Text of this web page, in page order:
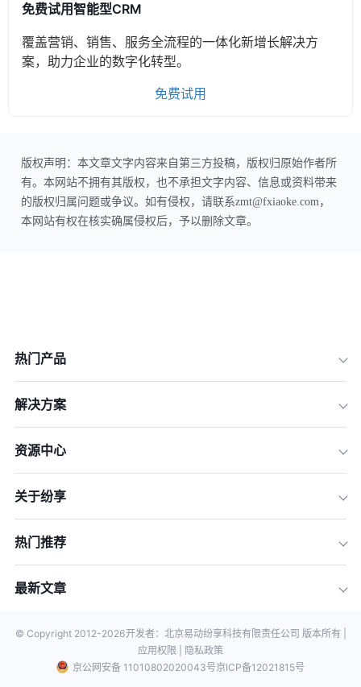
免费试用智能型CRM
覆盖营销、销售、服务全流程的一体化新增长解决方
案，助力企业的数字化转型。
免费试用
版权声明：本文章文字内容来自第三方投稿，版权归原始作者所
有。本网站不拥有其版权，也不承担文字内容、信息或资料带来
的版权归属问题或争议。如有侵权，请联系zmt@fxiaoke.com，
本网站有权在核实确属侵权后，予以删除文章。
热门产品
解决方案
资源中心
关于纷享
热门推荐
最新文章
© Copyright 2012-2026开发者：北京易动纷享科技有限责任公司 版本所有 |
应用权限 |
隐私政策
京公网安备 11010802020043号京ICP备12021815号